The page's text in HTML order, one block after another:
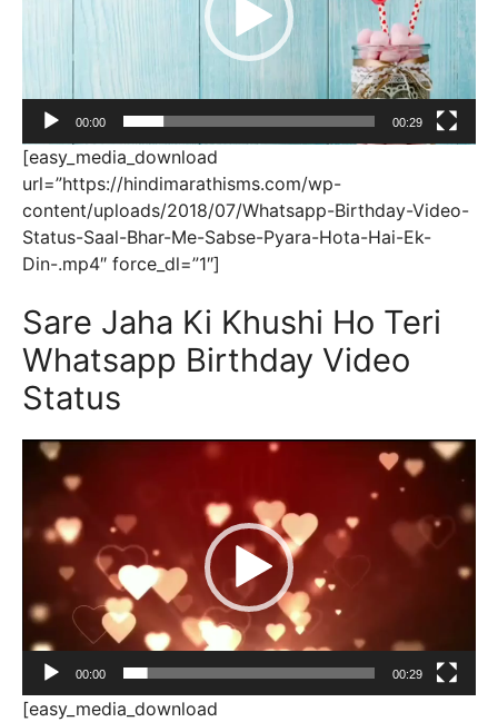
00:00 00:29
[easy_media_download
url=”https://hindimarathisms.com/wp-
content/uploads/2018/07/Whatsapp-Birthday-Video-
Status-Saal-Bhar-Me-Sabse-Pyara-Hota-Hai-Ek-
Din-.mp4″ force_dl=”1″]
Sare Jaha Ki Khushi Ho Teri
Whatsapp Birthday Video
Status
Video
Player
00:00 00:29
[easy_media_download